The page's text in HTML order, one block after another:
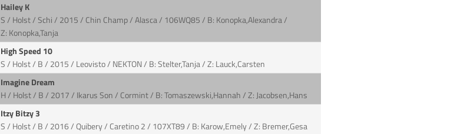
Hailey K
S / Holst / Schi / 2015 / Chin Champ / Alasca / 106WQ85 / B: Konopka,Alexandra /
Z: Konopka,Tanja
High Speed 10
S / Holst / B / 2015 / Leovisto / NEKTON / B: Stelter,Tanja / Z: Lauck,Carsten
Imagine Dream
H / Holst / B / 2017 / Ikarus Son / Cormint / B: Tomaszewski,Hannah / Z: Jacobsen,Hans
Itzy Bitzy 3
S / Holst / B / 2016 / Quibery / Caretino 2 / 107XT89 / B: Karow,Emely / Z: Bremer,Gesa